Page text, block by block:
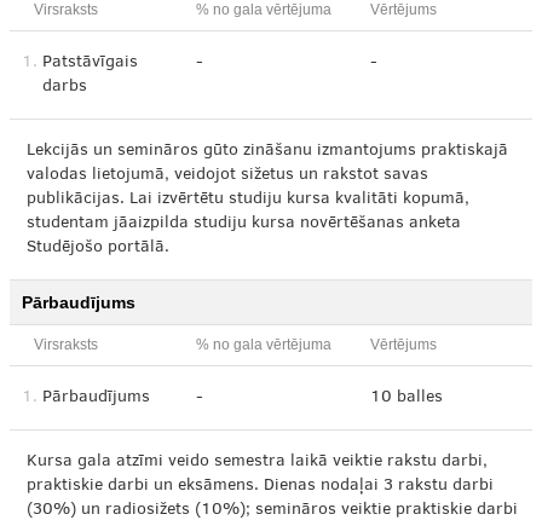
Virsraksts % no gala vērtējuma Vērtējums
1. Patstāvīgais
darbs
- -
Lekcijās un semināros gūto zināšanu izmantojums praktiskajā
valodas lietojumā, veidojot sižetus un rakstot savas
publikācijas. Lai izvērtētu studiju kursa kvalitāti kopumā,
studentam jāaizpilda studiju kursa novērtēšanas anketa
Studējošo portālā.
Pārbaudījums
Virsraksts % no gala vērtējuma Vērtējums
1. Pārbaudījums - 10 balles
Kursa gala atzīmi veido semestra laikā veiktie rakstu darbi,
praktiskie darbi un eksāmens. Dienas nodaļai 3 rakstu darbi
(30%) un radiosižets (10%); semināros veiktie praktiskie darbi